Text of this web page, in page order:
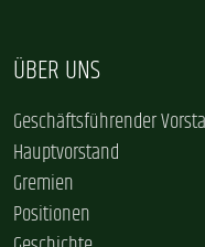
ÜBER UNS
Geschäftsführender
Hauptvorstand
Gremien
Positionen